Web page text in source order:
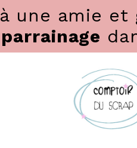
à une amie et
parrainage